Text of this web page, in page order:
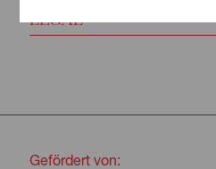
LEGAL
Gefördert von: